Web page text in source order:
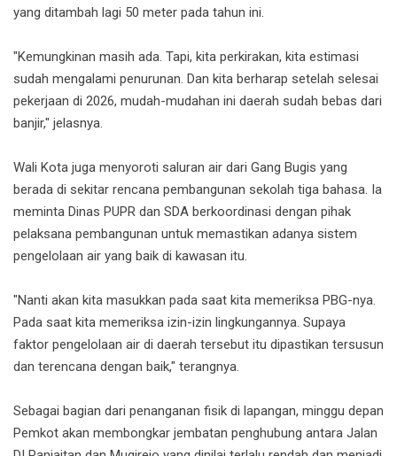
yang ditambah lagi 50 meter pada tahun ini.
"Kemungkinan masih ada. Tapi, kita perkirakan, kita estimasi
sudah mengalami penurunan. Dan kita berharap setelah selesai
pekerjaan di 2026, mudah-mudahan ini daerah sudah bebas dari
banjir," jelasnya.
Wali Kota juga menyoroti saluran air dari Gang Bugis yang
berada di sekitar rencana pembangunan sekolah tiga bahasa. Ia
meminta Dinas PUPR dan SDA berkoordinasi dengan pihak
pelaksana pembangunan untuk memastikan adanya sistem
pengelolaan air yang baik di kawasan itu.
"Nanti akan kita masukkan pada saat kita memeriksa PBG-nya.
Pada saat kita memeriksa izin-izin lingkungannya. Supaya
faktor pengelolaan air di daerah tersebut itu dipastikan tersusun
dan terencana dengan baik," terangnya.
Sebagai bagian dari penanganan fisik di lapangan, minggu depan
Pemkot akan membongkar jembatan penghubung antara Jalan